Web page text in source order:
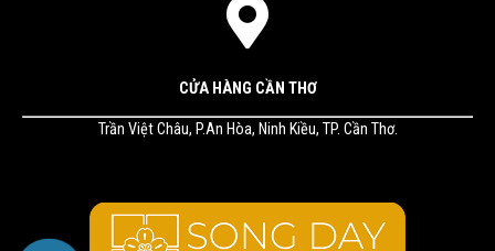
CỬA HÀNG CẦN THƠ
Trần Việt Châu, P.An Hòa, Ninh Kiều, TP. Cần Thơ.